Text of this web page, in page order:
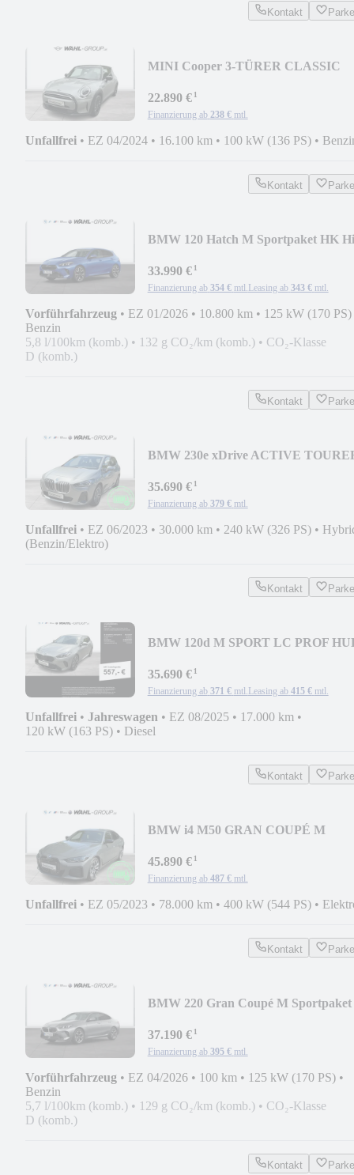
Kontakt
MINI Cooper 3-TÜRER CLASSIC
22.890 €¹
Finanzierung ab 238 € mtl.
Unfallfrei • EZ 04/2024 • 16.100 km • 100 kW (136 PS) •
Kontakt
BMW 120 Hatch M Sportpaket HK
33.990 €¹
Finanzierung ab 354 € mtl. Leasing ab 343 € mtl.
Vorführfahrzeug • EZ 01/2026 • 10.800 km • 125 kW (170 PS)
Benzin
5,8 l/100km (komb.) • 132 g CO₂/km (komb.) • CO₂-Klasse
D (komb.)
Kontakt
BMW 230e xDrive ACTIVE
35.690 €¹
Finanzierung ab 379 € mtl.
Unfallfrei • EZ 06/2023 • 30.000 km • 240 kW (326 PS) •
(Benzin/Elektro)
Kontakt
BMW 120d M SPORT LC PROF
35.690 €¹
Finanzierung ab 371 € mtl. Leasing ab 415 € mtl.
Unfallfrei • Jahreswagen • EZ 08/2025 • 17.000 km •
120 kW (163 PS) • Diesel
Kontakt
BMW i4 M50 GRAN COUPÉ M
45.890 €¹
Finanzierung ab 487 € mtl.
Unfallfrei • EZ 05/2023 • 78.000 km • 400 kW (544 PS) •
Kontakt
BMW 220 Gran Coupé M Sportpaket
37.190 €¹
Finanzierung ab 395 € mtl.
Vorführfahrzeug • EZ 04/2026 • 100 km • 125 kW (170 PS) •
Benzin
5,7 l/100km (komb.) • 129 g CO₂/km (komb.) • CO₂-Klasse
D (komb.)
Kontakt